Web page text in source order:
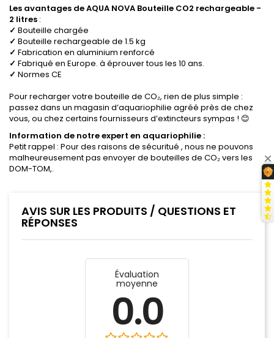
Les avantages de AQUA NOVA Bouteille CO2 rechargeable -
2 litres :
✓ Bouteille chargée
✓ Bouteille rechargeable de 1.5 kg
✓ Fabrication en aluminium renforcé
✓ Fabriqué en Europe. à éprouver tous les 10 ans.
✓ Normes CE
Pour recharger votre bouteille de CO₂, rien de plus simple :
passez dans un magasin d’aquariophilie agréé près de chez
vous, ou chez certains fournisseurs d’extincteurs sympas ! 😊
Information de notre expert en aquariophilie :
Petit rappel : Pour des raisons de sécuritué , nous ne pouvons
malheureusement pas envoyer de bouteilles de CO₂ vers les
DOM-TOM,.
AVIS SUR LES PRODUITS / QUESTIONS ET
RÉPONSES
Évaluation
moyenne
0.0